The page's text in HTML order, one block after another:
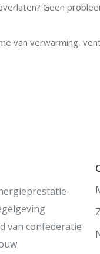
Geen
van verwarming,
van confederatie